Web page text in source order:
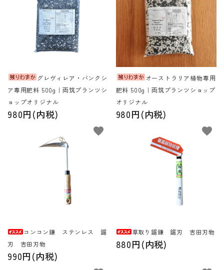
グレヴィレア・バンクシ
ア専用肥料 500g｜両筑プランツシ
ョップオリジナル
980円(内税)
オーストラリア植物専用
肥料 500g｜両筑プランツショップ
オリジナル
980円(内税)
コンコン鎌 ステンレス 鋸
刃 吉田刃物
990円(内税)
favorite
草取り鋸鎌 鋸刃 吉田刃物
880円(内税)
favorite